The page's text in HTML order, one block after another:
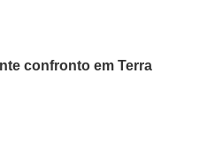
confronto em Terra